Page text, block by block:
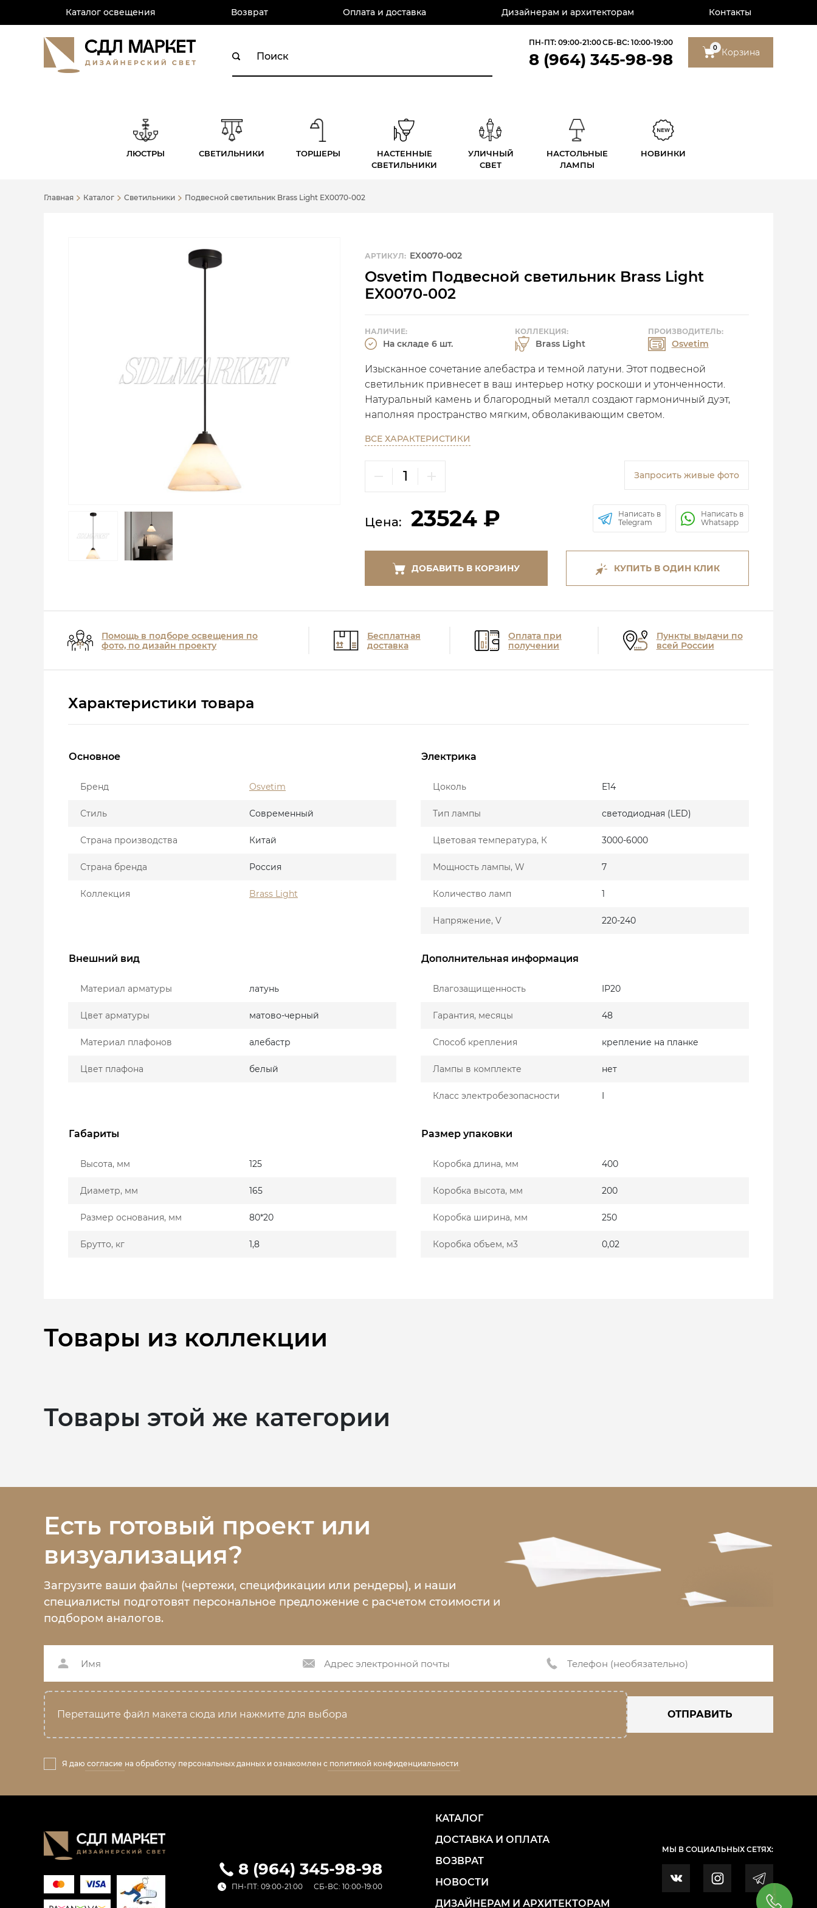
Каталог освещения Возврат Оплата и доставка Дизайнерам и архитекторам Контакты
ПН-ПТ: 09:00-21:00СБ-ВС: 10:00-19:00
8 (964) 345-98-98
0 Корзина
ЛЮСТРЫ СВЕТИЛЬНИКИ ТОРШЕРЫ
НАСТЕННЫЕ
СВЕТИЛЬНИКИ
УЛИЧНЫЙ
СВЕТ
НАСТОЛЬНЫЕ
ЛАМПЫ
НОВИНКИ
Главная Каталог Светильники Подвесной светильник Brass Light EX0070-002
АРТИКУЛ: EX0070-002
Osvetim Подвесной светильник Brass Light
EX0070-002
НАЛИЧИЕ:
На складе 6 шт.
КОЛЛЕКЦИЯ:
Brass Light
ПРОИЗВОДИТЕЛЬ:
Osvetim
Изысканное сочетание алебастра и темной латуни. Этот подвесной
светильник привнесет в ваш интерьер нотку роскоши и утонченности.
Натуральный камень и благородный металл создают гармоничный дуэт,
наполняя пространство мягким, обволакивающим светом.
ВСЕ ХАРАКТЕРИСТИКИ
Запросить живые фото
Цена: 23524 ₽
Написать в
Telegram
Написать в
Whatsapp
ДОБАВИТЬ В КОРЗИНУ КУПИТЬ В ОДИН КЛИК
Помощь в подборе освещения по
фото, по дизайн проекту
Бесплатная
доставка
Оплата при
получении
Пункты выдачи по
всей России
Характеристики товара
Основное
Бренд Osvetim
Стиль Современный
Страна производства Китай
Страна бренда Россия
Коллекция Brass Light
Электрика
Цоколь E14
Тип лампы светодиодная (LED)
Цветовая температура, К 3000-6000
Мощность лампы, W 7
Количество ламп 1
Напряжение, V 220-240
Внешний вид
Материал арматуры латунь
Цвет арматуры матово-черный
Материал плафонов алебастр
Цвет плафона белый
Дополнительная информация
Влагозащищенность IP20
Гарантия, месяцы 48
Способ крепления крепление на планке
Лампы в комплекте нет
Класс электробезопасности I
Габариты
Высота, мм 125
Диаметр, мм 165
Размер основания, мм 80*20
Брутто, кг 1,8
Размер упаковки
Коробка длина, мм 400
Коробка высота, мм 200
Коробка ширина, мм 250
Коробка объем, м3 0,02
Товары из коллекции
Товары этой же категории
Есть готовый проект или
визуализация?
Загрузите ваши файлы (чертежи, спецификации или рендеры), и наши
специалисты подготовят персональное предложение с расчетом стоимости и
подбором аналогов.
Перетащите файл макета сюда или нажмите для выбора ОТПРАВИТЬ
Я даю согласие на обработку персональных данных и ознакомлен с политикой конфиденциальности
8 (964) 345-98-98
ПН-ПТ: 09:00-21:00 СБ-ВС: 10:00-19:00
КАТАЛОГ
ДОСТАВКА И ОПЛАТА
ВОЗВРАТ
НОВОСТИ
ДИЗАЙНЕРАМ И АРХИТЕКТОРАМ
МЫ В СОЦИАЛЬНЫХ СЕТЯХ: